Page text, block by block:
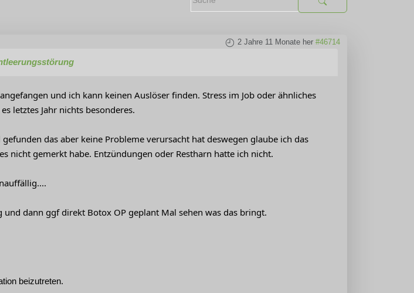
2 Jahre 11 Monate her #46714
und ich kann keinen Auslöser finden. Stress im Job oder ähnliches
letztes Jahr nichts besonderes.
das aber keine Probleme verursacht hat deswegen glaube ich das
nicht gemerkt habe. Entzündungen oder Restharn hatte ich nicht.
dann ggf direkt Botox OP geplant Mal sehen was das bringt.
beizutreten.